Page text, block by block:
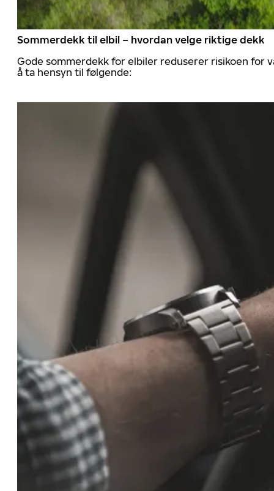
Sommerdekk til elbil – hvordan velge riktige dekk
Gode sommerdekk for elbiler reduserer risikoen for
å ta hensyn til følgende: